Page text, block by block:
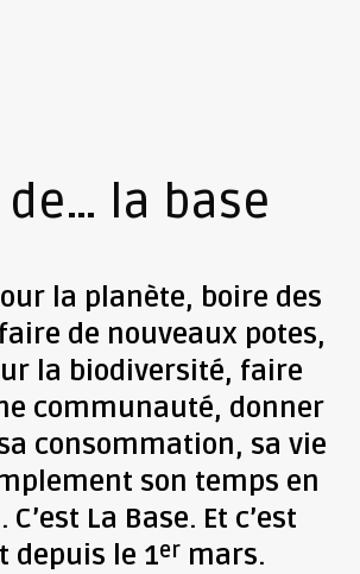
de… la base
la planète, boire des
de nouveaux potes,
la biodiversité, faire
communauté, donner
consommation, sa vie
son temps en
La Base. Et c’est
depuis le 1ermars.